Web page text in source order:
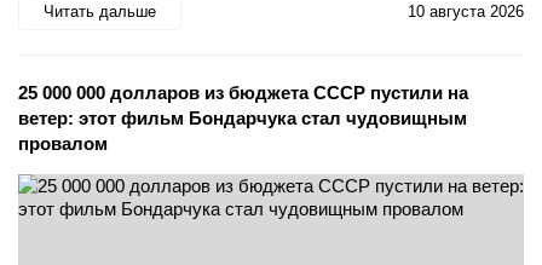
Читать дальше 10 августа 2026
25 000 000 долларов из бюджета СССР пустили на
ветер: этот фильм Бондарчука стал чудовищным
провалом